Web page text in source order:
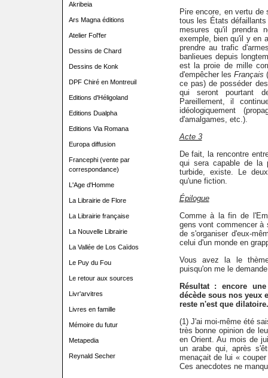
Akribeia
Ars Magna éditions
Atelier Fol'fer
Dessins de Chard
Dessins de Konk
DPF Chiré en Montreuil
Editions d'Héligoland
Editions Dualpha
Editions Via Romana
Europa diffusion
Francephi (vente par
correspondance)
L'Age d'Homme
La Librairie de Flore
La Librairie française
La Nouvelle Librairie
La Vallée de Los Caïdos
Le Puy du Fou
Le retour aux sources
Livr'arvitres
Livres en famille
Mémoire du futur
Metapedia
Reynald Secher
Pire encore, en vertu
tous les États
mesures qu'il prendra
exemple, bien qu'il y en
prendre au trafic
banlieues depuis
est la proie de mille
d'empêcher les Français
ce pas) de posséder
qui seront pourtant
Pareillement, il
idéologiquement
d'amalgames, etc.).
Acte 3
De fait, la rencontre
qui sera capable de la
turbide, existe. Le
qu'une fiction.
Épilogue
Comme à la fin de
gens vont commencer à
de s'organiser d'eux-
celui d'un monde en
Vous avez la le
puisqu'on me le
Résultat : encore
décède sous nos yeux
reste n'est que dilatoire.
(1) J'ai moi-même été
très bonne opinion de
en Orient. Au mois de
un arabe qui, après
menaçait de lui «
Ces anecdotes ne